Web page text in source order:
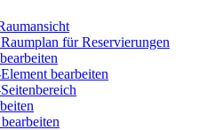
für Reservierungen
bearbeiten